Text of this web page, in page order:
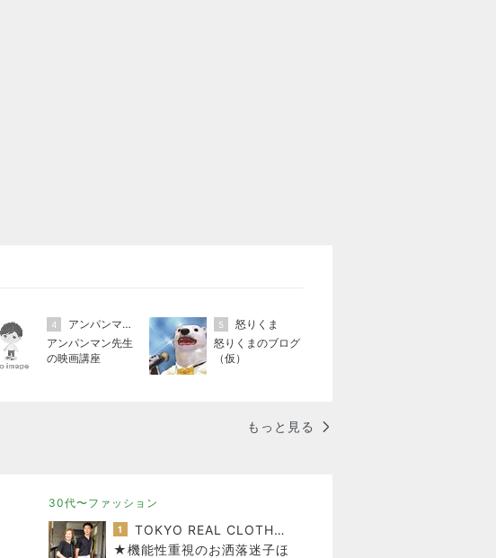
4
アンパンマン先生の映画講座
アンパンマン先生
の映画講座
5
怒りくま
怒りくまのブログ
（仮）
もっと見る
30代〜ファッション
1
TOKYO REAL CLOTHES 大人世代のリアルクローズ
★機能性重視のお洒落迷子ほ